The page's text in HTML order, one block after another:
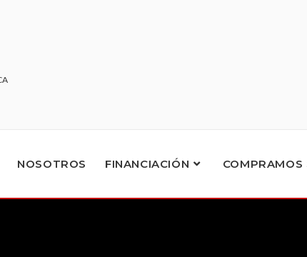
NOSOTROS FINANCIACIÓN COMPRAMOS